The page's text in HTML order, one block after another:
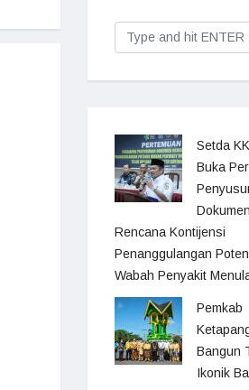
Setda
Buka
Dokumen
Rencana Kontijensi
Penanggulangan
Wabah Penyakit
Pemkab
Bangun
Ikonik